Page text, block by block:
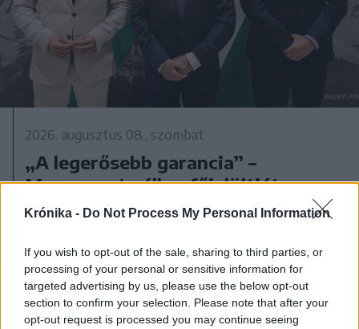
Krónika - Do Not Process My Personal Information
If you wish to opt-out of the sale, sharing to third parties, or
processing of your personal or sensitive information for
targeted advertising by us, please use the below opt-out
section to confirm your selection. Please note that after your
opt-out request is processed you may continue seeing
2026. augusztus 08., szombat
„A legerősebb garancia” –
Megnevezte államfőjelöltjét a
Tisza Párt